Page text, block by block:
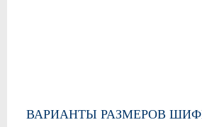
ВАРИАНТЫ РАЗМЕРОВ